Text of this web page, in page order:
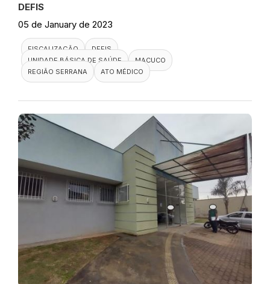
DEFIS
05 de January de 2023
FISCALIZAÇÃO
DEFIS
UNIDADE BÁSICA DE SAÚDE
MACUCO
REGIÃO SERRANA
ATO MÉDICO